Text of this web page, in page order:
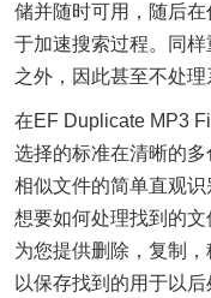
储并随时可用，随后
于加速搜索过程。同
之外，因此甚至不处理
在EF Duplicate MP3
选择的标准在清晰的
相似文件的简单直观
想要如何处理找到的
为您提供删除，复制
以保存找到的用于以